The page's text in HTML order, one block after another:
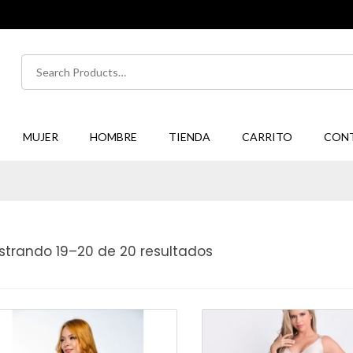
Buscar
por:
MUJER HOMBRE TIENDA CARRITO
19–20 de 20 resultados